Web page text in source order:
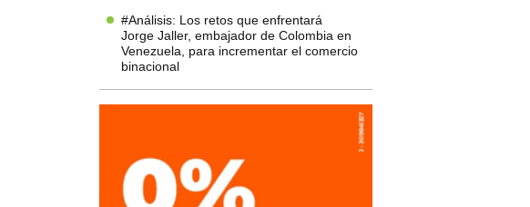
#Análisis: Los retos que enfrentará
Jorge Jaller, embajador de Colombia en
Venezuela, para incrementar el comercio
binacional